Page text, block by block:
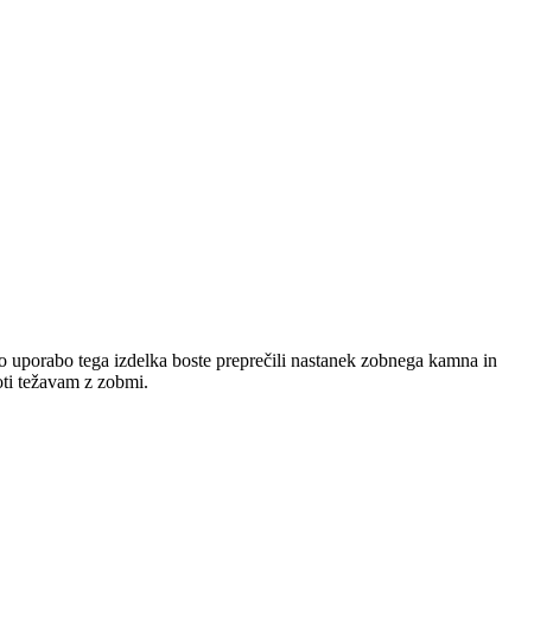
tega izdelka boste preprečili nastanek zobnega kamna in
težavam z zobmi.